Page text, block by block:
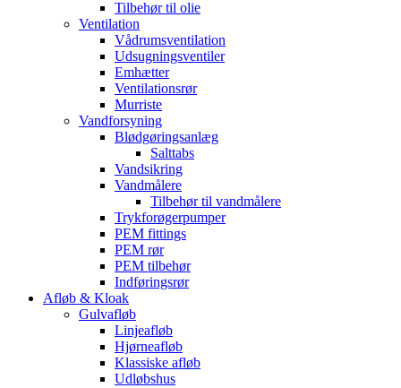
Tilbehør til olie
Ventilation
Vådrumsventilation
Udsugningsventiler
Emhætter
Ventilationsrør
Murriste
Vandforsyning
Blødgøringsanlæg
Salttabs
Vandsikring
Vandmålere
Tilbehør til vandmålere
Trykforøgerpumper
PEM fittings
PEM rør
PEM tilbehør
Indføringsrør
Afløb & Kloak
Gulvafløb
Linjeafløb
Hjørneafløb
Klassiske afløb
Udløbshus